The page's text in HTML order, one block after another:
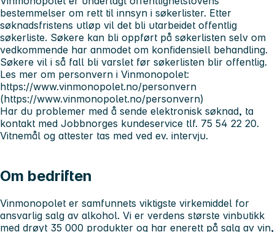
bestemmelser om rett til innsyn i søkerlister. Etter
søknadsfristens utløp vil det bli utarbeidet offentlig
søkerliste. Søkere kan bli oppført på søkerlisten selv om
vedkommende har anmodet om konfidensiell behandling.
Søkere vil i så fall bli varslet før søkerlisten blir offentlig.
Les mer om personvern i Vinmonopolet:
https://www.vinmonopolet.no/personvern
(https://www.vinmonopolet.no/personvern)
Har du problemer med å sende elektronisk søknad, ta
kontakt med Jobbnorges kundeservice tlf. 75 54 22 20.
Vitnemål og attester tas med ved ev. intervju.
Om bedriften
Vinmonopolet er samfunnets viktigste virkemiddel for
ansvarlig salg av alkohol. Vi er verdens største vinbutikk
med drøyt 35 000 produkter og har enerett på salg av vin,